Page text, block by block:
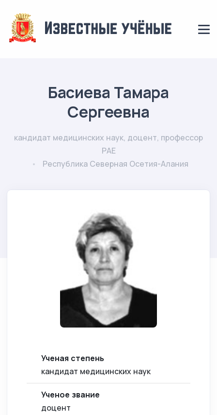
Басиева Тамара
Сергеевна
кандидат медицинских наук, доцент, профессор
РАЕ
Республика Северная Осетия-Алания
Ученая степень
кандидат медицинских наук
Ученое звание
доцент